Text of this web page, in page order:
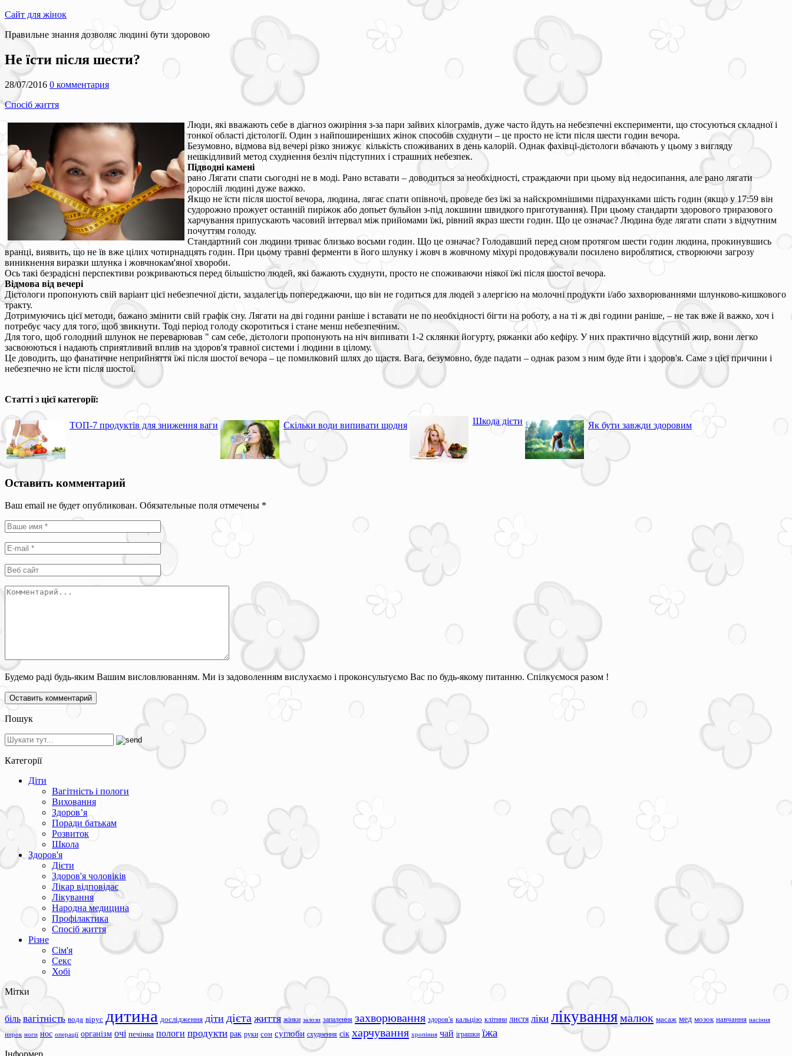
Сайт для жінок
Правильне знання дозволяє людині бути здоровою
Не їсти після шести?
28/07/2016 0 комментария
Спосіб життя
Люди, які вважають себе в діагноз ожиріння з-за пари зайвих кілограмів, дуже часто йдуть на небезпечні експерименти, що стосуються складної і
тонкої області дієтології. Один з найпоширеніших жінок способів схуднути – це просто не їсти після шести годин вечора.
Безумовно, відмова від вечері різко знижує кількість споживаних в день калорій. Однак фахівці-дієтологи вбачають у цьому з вигляду
нешкідливий метод схуднення безліч підступних і страшних небезпек.
Підводні камені
рано Лягати спати сьогодні не в моді. Рано вставати – доводиться за необхідності, страждаючи при цьому від недосипання, але рано лягати
дорослій людині дуже важко.
Якщо не їсти після шостої вечора, людина, лягає спати опівночі, проведе без їжі за найскромнішими підрахунками шість годин (якщо у 17:59 він
судорожно прожует останній пиріжок або допьет бульйон з-під локшини швидкого приготування). При цьому стандарти здорового триразового
харчування припускають часовий інтервал між прийомами їжі, рівний якраз шести годин. Що це означає? Людина буде лягати спати з відчутним
почуттям голоду.
Стандартний сон людини триває близько восьми годин. Що це означає? Голодавший перед сном протягом шести годин людина, прокинувшись
вранці, виявить, що не їв вже цілих чотирнадцять годин. При цьому травні ферменти в його шлунку і жовч в жовчному міхурі продовжували посилено вироблятися, створюючи загрозу
виникнення виразки шлунка і жовчнокам'яної хвороби.
Ось такі безрадісні перспективи розкриваються перед більшістю людей, які бажають схуднути, просто не споживаючи ніякої їжі після шостої вечора.
Відмова від вечері
Дієтологи пропонують свій варіант цієї небезпечної дієти, заздалегідь попереджаючи, що він не годиться для людей з алергією на молочні продукти і/або захворюваннями шлунково-кишкового
тракту.
Дотримуючись цієї методи, бажано змінити свій графік сну. Лягати на дві години раніше і вставати не по необхідності бігти на роботу, а на ті ж дві години раніше, – не так вже й важко, хоч і
потребує часу для того, щоб звикнути. Тоді період голоду скоротиться і стане менш небезпечним.
Для того, щоб голодний шлунок не переварював " сам себе, дієтологи пропонують на ніч випивати 1-2 склянки йогурту, ряжанки або кефіру. У них практично відсутній жир, вони легко
засвоюються і надають сприятливий вплив на здоров'я травної системи і людини в цілому.
Це доводить, що фанатичне неприйняття їжі після шостої вечора – це помилковий шлях до щастя. Вага, безумовно, буде падати – однак разом з ним буде йти і здоров'я. Саме з цієї причини і
небезпечно не їсти після шостої.
Статті з цієї категорії:
ТОП-7 продуктів для зниження ваги Скільки води випивати щодня Шкода дієти Як бути завжди здоровим
Оставить комментарий
Ваш email не будет опубликован. Обязательные поля отмечены *
Будемо раді будь-яким Вашим висловлюванням. Ми із задоволенням вислухаємо і проконсультуємо Вас по будь-якому питанню. Спілкуємося разом !
Пошук
Категорії
Діти
Вагітність і пологи
Виховання
Здоров’я
Поради батькам
Розвиток
Школа
Здоров'я
Дієти
Здоров'я чоловіків
Лікар відповідає
Лікування
Народна медицина
Профілактика
Спосіб життя
Різне
Сім'я
Секс
Хобі
Мітки
біль вагітність вода вірус дитина дослідження діти дієта життя жінки залози запалення захворювання здоров'я кальцію клітини листя ліки лікуваннямалюк масаж мед мозок навчання насіння
нирок ноги нос операції організм очі печінка пологи продукти рак руки сон суглоби схуднення сік харчування хропіння чай іграшки їжа